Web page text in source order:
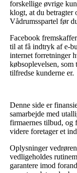
forskellige øvrige
klogt, at du
Vådrumsspartel før
Facebook
til at få indtryk af e-
internet forretninger
købsoplevelsen,
tilfredse kunderne er.
Denne side er
samarbejde med
firmaernes tilbud, og
videre foretager et
Oplysninger
vedligeholdes
garantere imod